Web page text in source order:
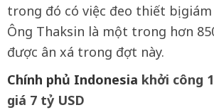
trong đó có việc đeo thiết bị
Ông Thaksin là một trong hơn
được ân xá trong đợt này.
Chính phủ Indonesia khởi công
giá 7 tỷ USD